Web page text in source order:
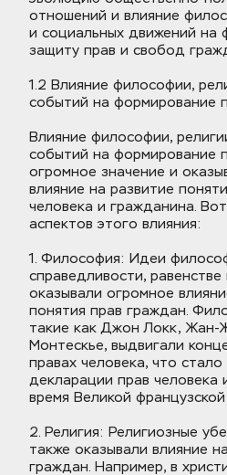
отношений и влияние
и социальных движений на
защиту прав и свобод
1.2 Влияние философии,
событий на формирование
Влияние философии,
событий на формирование
огромное значение и
влияние на развитие
человека и гражданина.
аспектов этого влияния:
1. Философия: Идеи
справедливости, равенстве
оказывали огромное
понятия прав граждан.
такие как Джон Локк, Жан-
Монтескье, выдвигали
правах человека, что
декларации прав человека
время Великой
2. Религия: Религиозные
также оказывали влияние
граждан. Например, в